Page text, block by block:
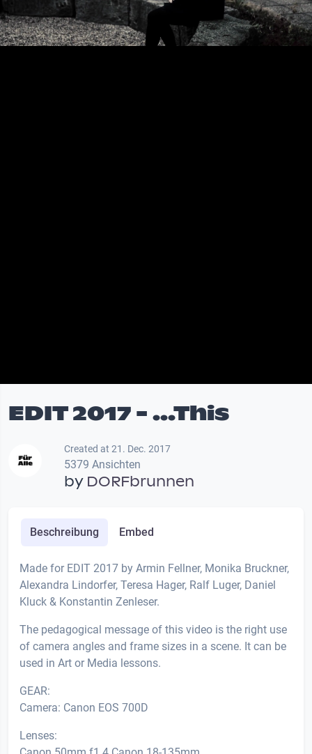
Video
EDIT 2017 - ...This
Created at 21. Dec. 2017
5379 Ansichten
by DORFbrunnen
Beschreibung Embed
Made for EDIT 2017 by Armin Fellner, Monika Bruckner,
Alexandra Lindorfer, Teresa Hager, Ralf Luger, Daniel
Kluck & Konstantin Zenleser.
The pedagogical message of this video is the right use
of camera angles and frame sizes in a scene. It can be
used in Art or Media lessons.
GEAR:
Camera: Canon EOS 700D
Lenses: